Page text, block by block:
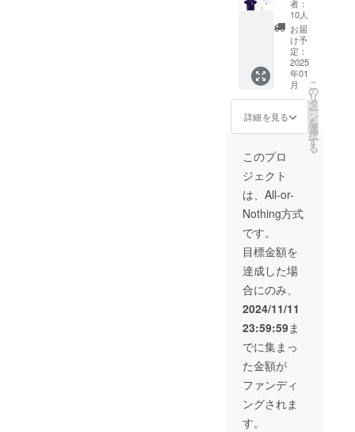
裾丈
21cm
L 身
丈71cm
身巾
53cm
肩丈
48cm
裾丈
74cm
56cm
肩丈
裾丈
ラー：
ネイ
ビー or
白 ※サ
イズや
に選択
肢があ
る場
合、オ
プショ
ン（プ
ルダウ
イズ
縦
100cm
150cm
注意事
項：企
業ロゴ
のデー
つきま
弊社か
らご登
だいて
絡先
（メー
ル・電
話番
号）宛
内させ
ていた
だきま
す
Tour
オリジ
ナルT
シャ
ツ
Team
JAPAN
男子4
選手サ
イン入
り】 ITF
World
Tennis
Master
s Tour
のオリ
ジナルT
JAPAN
男子選
手のサ
イン入
りを提
供しま
す。 サ
イズ
S 身
丈65cm
身巾
47cm
肩丈
者：
10人
お届
け予
定：
2025
年01
月
詳細を見る
こ
の
リ
タ
ー
ン
を
選
択
す
る
このプロ
ジェクト
は、All-or-
Nothing方式
です。
目標金額を
達成した場
合にのみ、
2024/11/11
23:59:59ま
でに集まっ
た金額が
ファンディ
ングされま
す。